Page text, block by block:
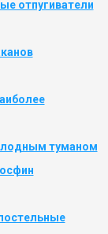
отпугиватели
туманом